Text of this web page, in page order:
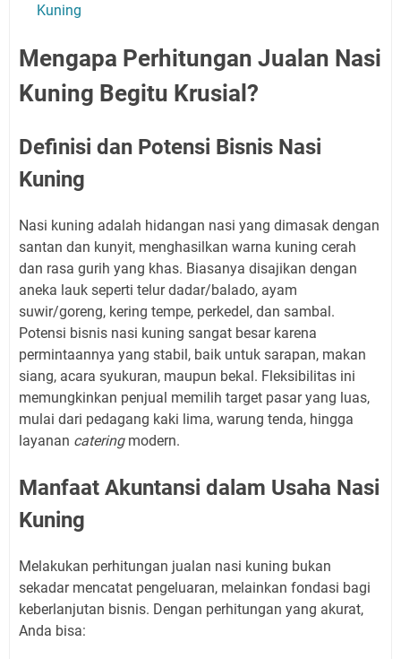
Kuning
Mengapa Perhitungan Jualan Nasi
Kuning Begitu Krusial?
Definisi dan Potensi Bisnis Nasi
Kuning
Nasi kuning adalah hidangan nasi yang dimasak dengan
santan dan kunyit, menghasilkan warna kuning cerah
dan rasa gurih yang khas. Biasanya disajikan dengan
aneka lauk seperti telur dadar/balado, ayam
suwir/goreng, kering tempe, perkedel, dan sambal.
Potensi bisnis nasi kuning sangat besar karena
permintaannya yang stabil, baik untuk sarapan, makan
siang, acara syukuran, maupun bekal. Fleksibilitas ini
memungkinkan penjual memilih target pasar yang luas,
mulai dari pedagang kaki lima, warung tenda, hingga
layanan cateringmodern.
Manfaat Akuntansi dalam Usaha Nasi
Kuning
Melakukan perhitungan jualan nasi kuning bukan
sekadar mencatat pengeluaran, melainkan fondasi bagi
keberlanjutan bisnis. Dengan perhitungan yang akurat,
Anda bisa: